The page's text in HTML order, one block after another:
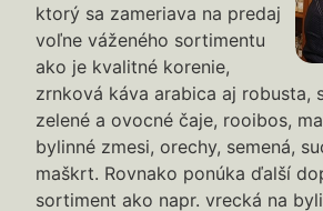
ktorý sa zameriava na predaj
voľne váženého sortimentu
ako je kvalitné korenie,
zrnková káva arabica aj robusta,
zelené a ovocné čaje, rooibos,
bylinné zmesi, orechy, semená,
maškrt. Rovnako ponúka ďalší
sortiment ako napr. vrecká na